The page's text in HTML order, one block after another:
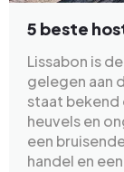
5 beste
Lissabon is
gelegen aan
staat bekend
heuvels en
een
handel en